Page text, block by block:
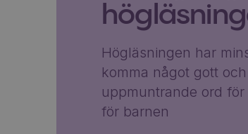
Högläsningen har
komma något gott
uppmuntrande ord
för barnen